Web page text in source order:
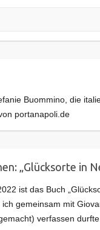
Buommino, die
portanapoli.de
„Glücksorte in
ist das Buch
gemeinsam mit
verfassen durfte.